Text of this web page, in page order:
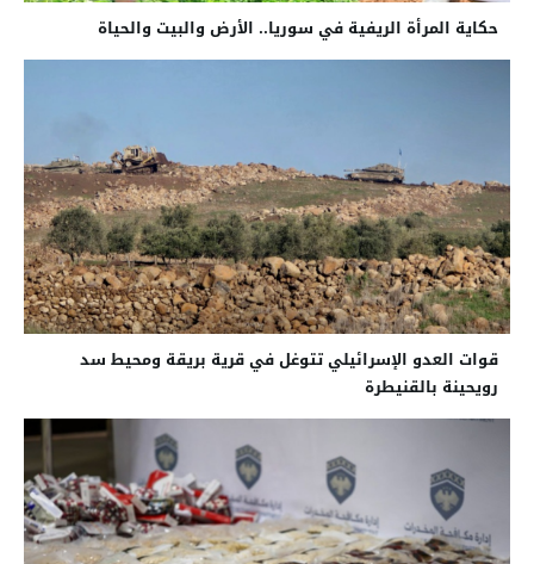
حكاية المرأة الريفية في سوريا.. الأرض والبيت والحياة
قوات العدو الإسرائيلي تتوغل في قرية بريقة ومحيط سد
رويحينة بالقنيطرة